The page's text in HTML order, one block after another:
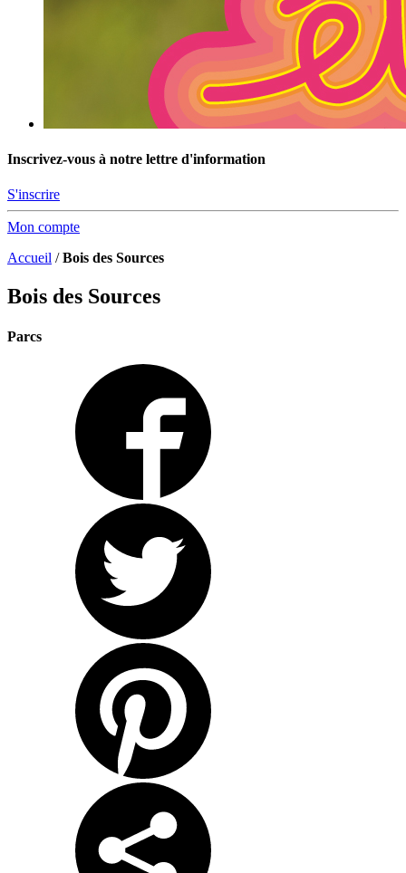
Inscrivez-vous à notre lettre d'information
S'inscrire
Mon compte
Accueil /Bois des Sources
Bois des Sources
Parcs